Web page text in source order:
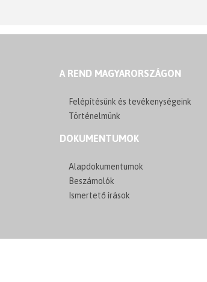
A REND MAGYARORSZÁGON
Felépítésünk és tevékenységeink
Történelmünk
DOKUMENTUMOK
Alapdokumentumok
Beszámolók
Ismertető írások